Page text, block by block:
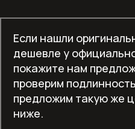
Отдельностоящие
машины
Отдельностоящие
Отдельностоящие
морозильники
Если нашли
дешевле у
покажите нам
проверим
предложим такую же
ниже.